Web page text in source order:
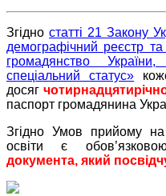
Згідно статті 21 Закону
демографічний реєстр
громадянство
спеціальний статус»
досяг
паспорт громадянина
Згідно Умов прийому
освіти є
документа, який